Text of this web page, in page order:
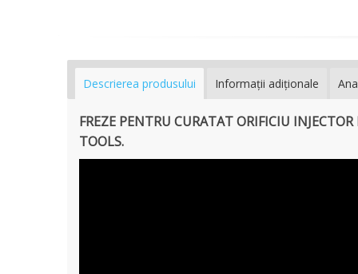
Descrierea produsului Informaţii adiţionale
FREZE PENTRU CURATAT ORIFICIU
TOOLS.